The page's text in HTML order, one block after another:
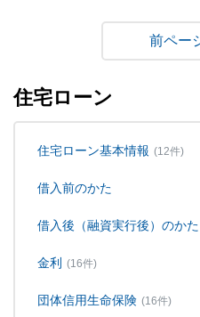
住宅ローン
住宅ローン基本情報 (12件)
借入前のかた
借入後（融資実行後）のかた
金利 (16件)
団体信用生命保険 (16件)